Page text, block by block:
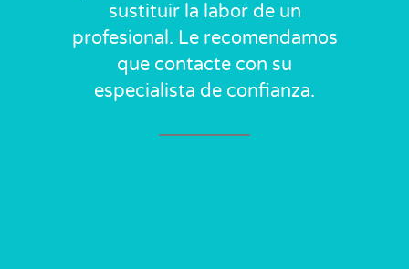
sustituir la labor de un
profesional. Le recomendamos
que contacte con su
especialista de confianza.